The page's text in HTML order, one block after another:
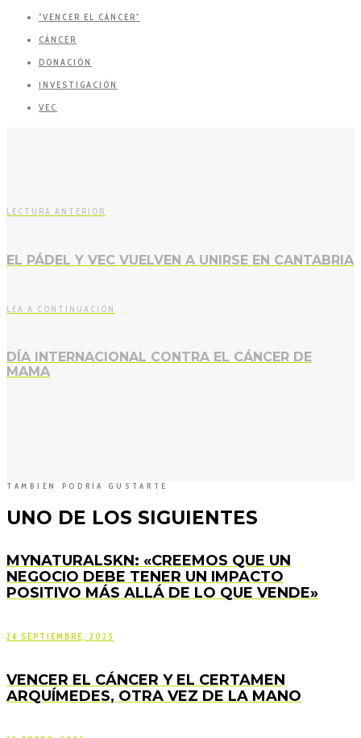
"VENCER EL CÁNCER"
CÁNCER
DONACIÓN
INVESTIGACIÓN
VEC
LECTURA ANTERIOR
EL PÁDEL Y VEC VUELVEN A UNIRSE EN CANTABRIA
LEA A CONTINUACIÓN
DÍA INTERNACIONAL CONTRA EL CÁNCER DE
MAMA
TAMBIÉN PODRÍA GUSTARTE
UNO DE LOS SIGUIENTES
MYNATURALSKN: «CREEMOS QUE UN
NEGOCIO DEBE TENER UN IMPACTO
POSITIVO MÁS ALLÁ DE LO QUE VENDE»
24 SEPTIEMBRE, 2025
VENCER EL CÁNCER Y EL CERTAMEN
ARQUÍMEDES, OTRA VEZ DE LA MANO